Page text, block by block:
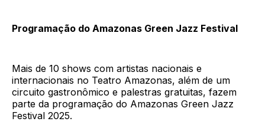
Programação do Amazonas Green Jazz Festival
Mais de 10 shows com artistas nacionais e
internacionais no Teatro Amazonas, além de um
circuito gastronômico e palestras gratuitas, fazem
parte da programação do Amazonas Green Jazz
Festival 2025.